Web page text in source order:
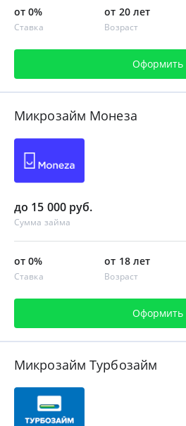
от 0%
Ставка
от 20 лет
Возраст
Оформить
Микрозайм Монеза
до 15 000 руб.
Сумма займа
от 0%
Ставка
от 18 лет
Возраст
Оформить
Микрозайм Турбозайм